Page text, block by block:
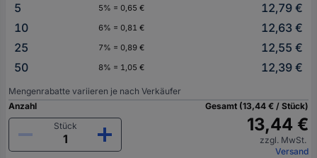
5
5% = 0,65 €
12,79 €
10
6% = 0,81 €
12,63 €
25
7% = 0,89 €
12,55 €
50
8% = 1,05 € 12,39 €
Mengenrabatte variieren je nach Verkäufer
Anzahl
Stück
Gesamt (13,44 € / Stück)
13,44 €
zzgl. MwSt.
Versand